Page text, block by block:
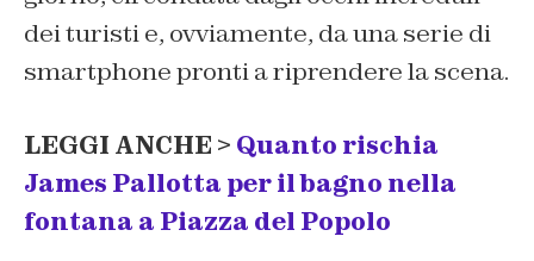
dei turisti e, ovviamente, da una serie di
smartphone pronti a riprendere la scena.
LEGGI ANCHE > Quanto rischia
James Pallotta per il bagno nella
fontana a Piazza del Popolo